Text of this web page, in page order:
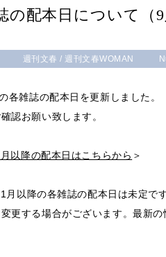
の配本日について（9
週刊文春 / 週刊文春WOMAN
各雑誌の配本日を更新しました。
認お願い致します。
以降の配本日はこちらから ＞
以降の各雑誌の配本日は未定で
更する場合がございます。最新の